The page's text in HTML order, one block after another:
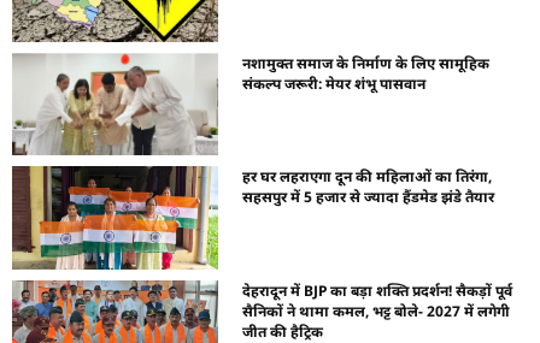
नशामुक्त समाज के निर्माण के लिए सामूहिक
संकल्प जरूरी: मेयर शंभू पासवान
हर घर लहराएगा दून की महिलाओं का तिरंगा,
सहसपुर में 5 हजार से ज्यादा हैंडमेड झंडे तैयार
देहरादून में BJP का बड़ा शक्ति प्रदर्शन! सैकड़ों पूर्व
सैनिकों ने थामा कमल, भट्ट बोले- 2027 में लगेगी
जीत की हैट्रिक